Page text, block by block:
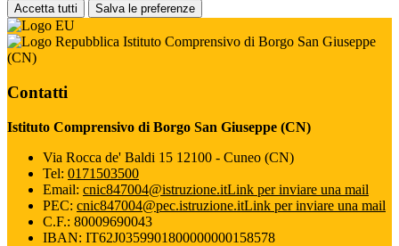
Accetta tutti Salva le preferenze
Istituto Comprensivo di Borgo San Giuseppe
(CN)
Contatti
Istituto Comprensivo di Borgo San Giuseppe (CN)
Via Rocca de' Baldi 15 12100 - Cuneo (CN)
Tel: 0171503500
Email: cnic847004@istruzione.itLink per inviare una mail
PEC: cnic847004@pec.istruzione.itLink per inviare una mail
C.F.: 80009690043
IBAN: IT62J0359901800000000158578